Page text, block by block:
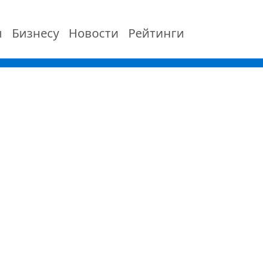
Бизнесу Новости Рейтинги